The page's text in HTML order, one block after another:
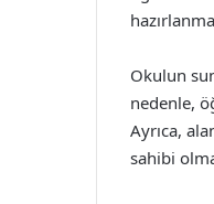
Okulun
nedenle,
Ayrıca,
sahibi